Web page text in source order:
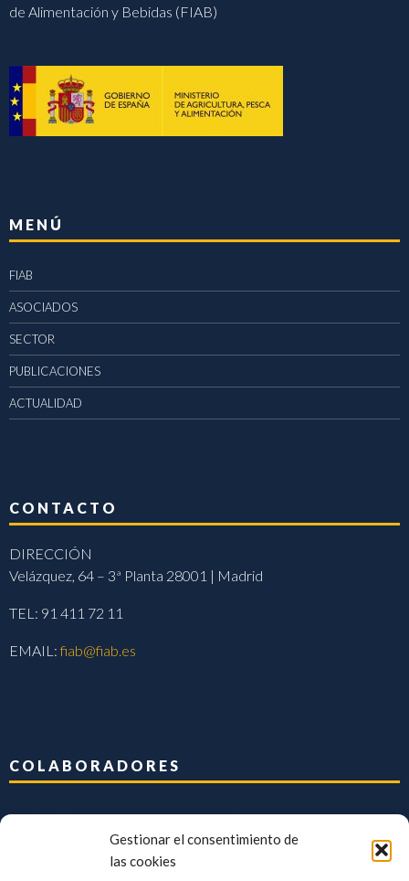
Gestionar el consentimiento de
las cookies
de Alimentación y Bebidas (FIAB)
MENÚ
FIAB
ASOCIADOS
SECTOR
PUBLICACIONES
ACTUALIDAD
CONTACTO
DIRECCIÓN
Velázquez, 64 – 3ª Planta 28001 | Madrid
TEL: 91 411 72 11
EMAIL:fiab@fiab.es
COLABORADORES